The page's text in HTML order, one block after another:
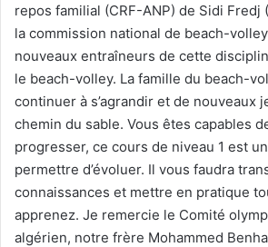
repos familial (CRF-ANP) de Sidi Fredj
la commission national de beach-
nouveaux entraîneurs de cette
le beach-volley. La famille du beach-
continuer à s’agrandir et de nouveaux
chemin du sable. Vous êtes capables
progresser, ce cours de niveau 1 est
permettre d’évoluer. Il vous faudra
connaissances et mettre en pratique
apprenez. Je remercie le Comité
algérien, notre frère Mohammed